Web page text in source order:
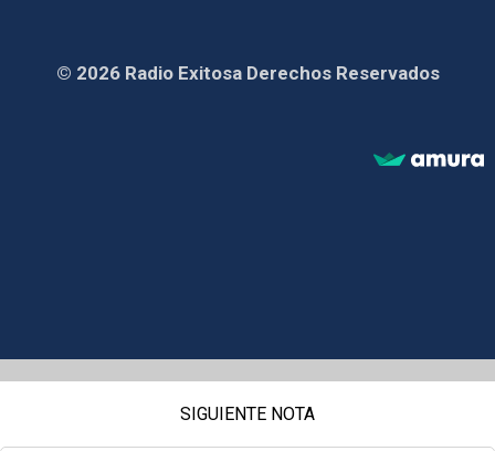
© 2026 Radio Exitosa Derechos Reservados
SIGUIENTE NOTA